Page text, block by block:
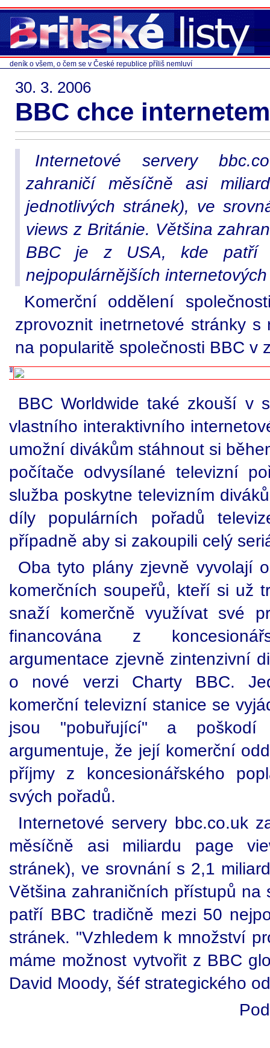
deník o všem, o čem se v České republice příliš nemluví
30. 3. 2006
BBC chce
Internetové servery
zahraničí měsíčně asi
jednotlivých stránek), ve
views z Británie. Většina
BBC je z USA, kde patří
nejpopulárnějších
Komerční oddělení
zprovoznit inetrnetové stránky s
na popularitě společnosti BBC v
BBC Worldwide také zkouší v
vlastního interaktivního
umožní divákům stáhnout si
počítače odvysílané televizní
služba poskytne televizním
díly populárních pořadů
případně aby si zakoupili celý
Oba tyto plány zjevně vyvolají
komerčních soupeřů, kteří si už
snaží komerčně využívat své
financována z
argumentace zjevně zintenzivní
o nové verzi Charty BBC.
komerční televizní stanice se
jsou "pobuřující" a poškodí
argumentuje, že její komerční
příjmy z koncesionářského
svých pořadů.
Internetové servery bbc.co.uk
měsíčně asi miliardu page
stránek), ve srovnání s 2,1
Většina zahraničních přístupů na
patří BBC tradičně mezi 50
stránek. "Vzhledem k množství
máme možnost vytvořit z BBC
David Moody, šéf strategického